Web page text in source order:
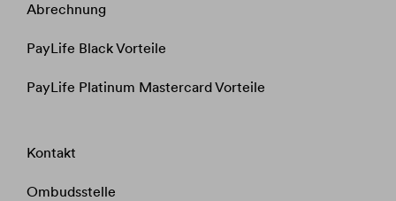
Abrechnung
PayLife Black Vorteile
PayLife Platinum Mastercard Vorteile
Kontakt
Ombudsstelle